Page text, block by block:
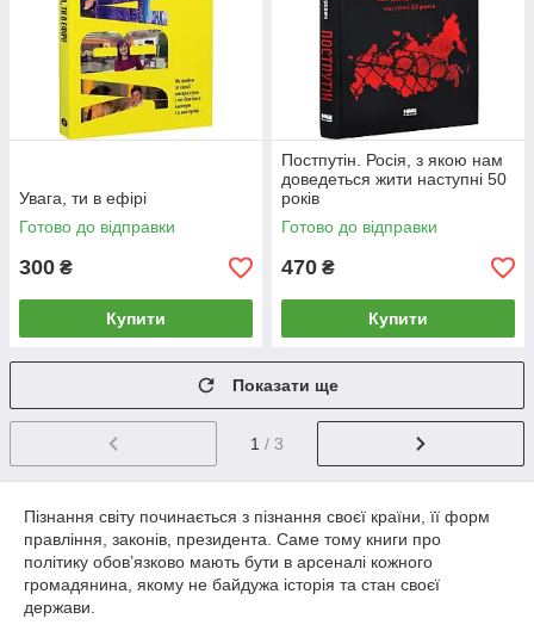
Увага, ти в ефірі
Готово до відправки
300 ₴
Купити
Постпутін. Росія, з якою нам
доведеться жити наступні 50
років
Готово до відправки
470 ₴
Купити
Показати ще
1 / 3
Пізнання світу починається з пізнання своєї країни, її форм
правління, законів, президента. Саме тому книги про
політику обов’язково мають бути в арсеналі кожного
громадянина, якому не байдужа історія та стан своєї
держави.